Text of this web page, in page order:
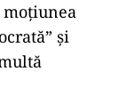
moţiunea
şi